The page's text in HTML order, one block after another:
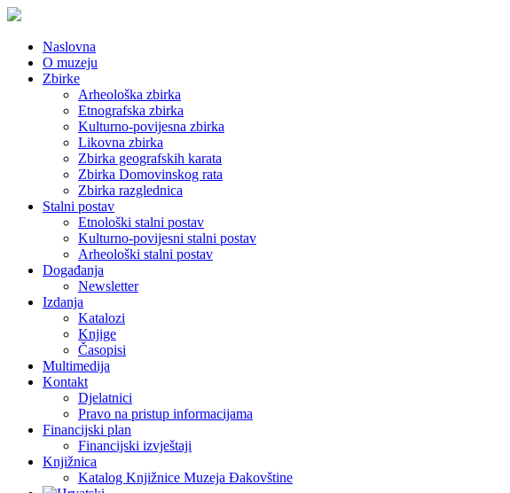
Naslovna
O muzeju
Zbirke
Arheološka zbirka
Etnografska zbirka
Kulturno-povijesna zbirka
Likovna zbirka
Zbirka geografskih karata
Zbirka Domovinskog rata
Zbirka razglednica
Stalni postav
Etnološki stalni postav
Kulturno-povijesni stalni postav
Arheološki stalni postav
Događanja
Newsletter
Izdanja
Katalozi
Knjige
Časopisi
Multimedija
Kontakt
Djelatnici
Pravo na pristup informacijama
Financijski plan
Financijski izvještaji
Knjižnica
Katalog Knjižnice Muzeja Đakovštine